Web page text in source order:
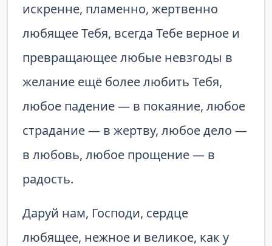
искренне, пламенно, жертвенно
любящее Тебя, всегда Тебе верное и
превращающее любые невзгоды в
желание ещё более любить Тебя,
любое падение — в покаяние, любое
страда­ние — в жертву, любое дело —
в любовь, любое прощение — в
радость.
Даруй нам, Господи, сердце
любящее, нежное и великое, как у